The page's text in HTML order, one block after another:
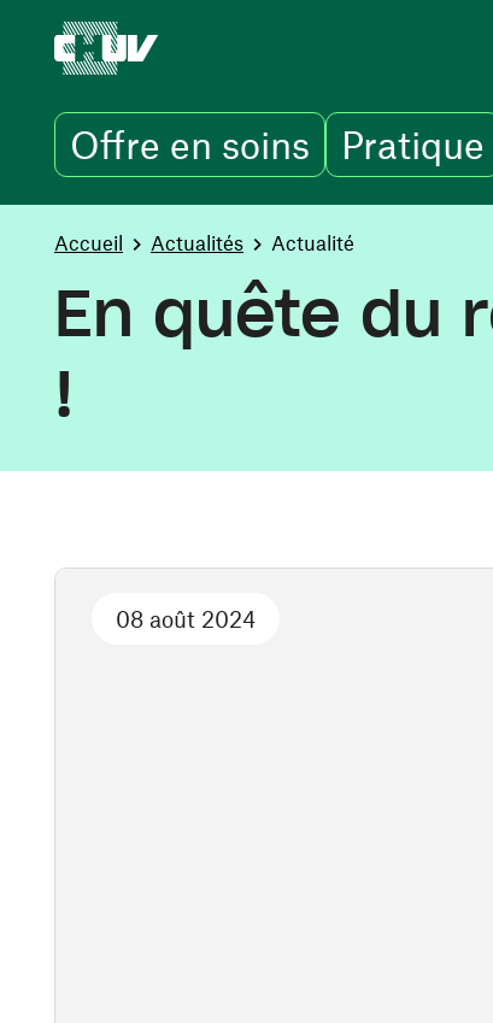
Offre en soins Pratique
You are here:
Accueil Actualités Actualité
En quête du
!
08 août 2024